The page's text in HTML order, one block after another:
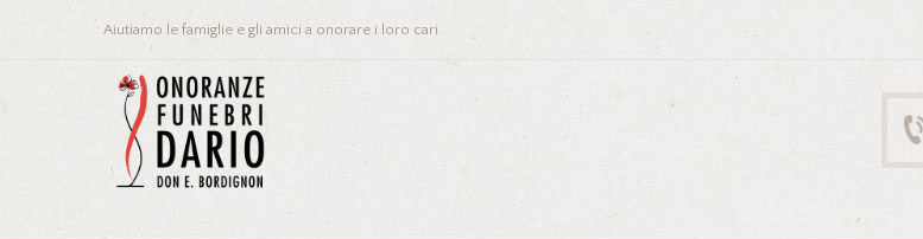
Aiutiamo le famiglie e gli amici a onorare i loro cari.